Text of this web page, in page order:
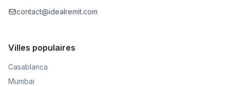
contact@idealremit.com
Villes populaires
Casablanca
Mumbai